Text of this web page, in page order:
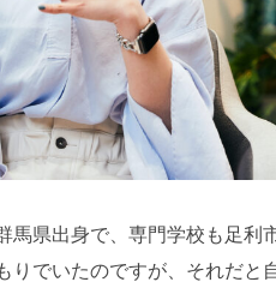
馬県出身で、専門学校も足利
りでいたのですが、それだと